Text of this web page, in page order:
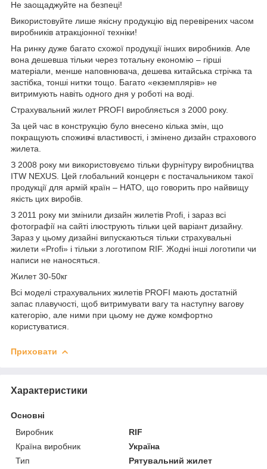
Не заощаджуйте на безпеці!
Використовуйте лише якісну продукцію від перевірених часом
виробників атракціонної техніки!
На ринку дуже багато схожої продукції інших виробників. Але
вона дешевша тільки через тотальну економію – гірші
матеріали, менше наповнювача, дешева китайська стрічка та
застібка, тонші нитки тощо. Багато «екземплярів» не
витримують навіть одного дня у роботі на воді.
Страхувальний жилет PROFI виробляється з 2000 року.
За цей час в конструкцію було внесено кілька змін, що
покращують споживчі властивості, і змінено дизайн страхового
жилета.
З 2008 року ми використовуємо тільки фурнітуру виробництва
ITW NEXUS. Цей глобальний концерн є постачальником такої
продукції для армій країн – НАТО, що говорить про найвищу
якість цих виробів.
З 2011 року ми змінили дизайн жилетів Profi, і зараз всі
фотографії на сайті ілюструють тільки цей варіант дизайну.
Зараз у цьому дизайні випускаються тільки страхувальні
жилети «Profi» і тільки з логотипом RIF. Жодні інші логотипи чи
написи не наносяться.
Жилет 30-50кг
Всі моделі страхувальних жилетів PROFI мають достатній
запас плавучості, щоб витримувати вагу та наступну вагову
категорію, але ними при цьому не дуже комфортно
користуватися.
Приховати
Характеристики
Основні
Виробник
RIF
Країна виробник
Україна
Тип
Рятувальний жилет